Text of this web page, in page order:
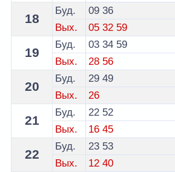
18
Буд. 09 36
Вых.
05 32 59
19
Буд. 03 34 59
Вых.
28 56
20
Буд. 29 49
Вых.
26
21
Буд. 22 52
Вых.
16 45
22
Буд. 23 53
Вых.
12 40